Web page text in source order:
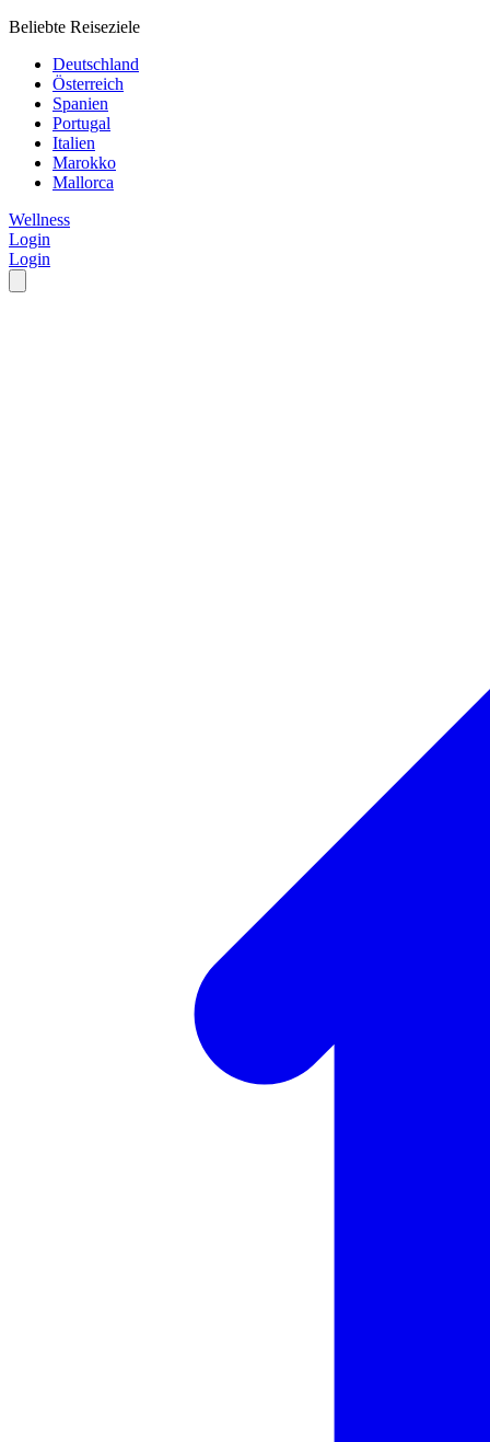
Beliebte Reiseziele
Deutschland
Österreich
Spanien
Portugal
Italien
Marokko
Mallorca
Wellness
Login
Login